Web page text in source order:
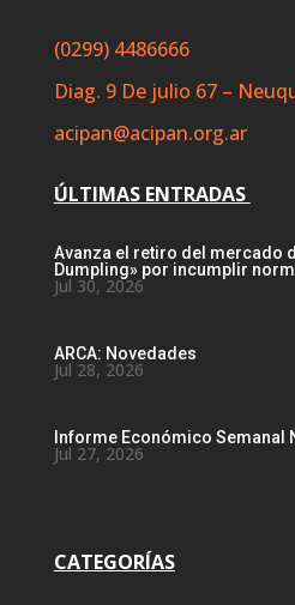
(0299) 4486666
Diag. 9 De julio 67 –
acipan@acipan.org.ar
ÚLTIMAS ENTRADAS
Avanza el retiro del mercado
Dumpling» por incumplir
Jul 30, 2026
ARCA: Novedades
Jul 28, 2026
Informe Económico Semanal
Jul 27, 2026
CATEGORÍAS